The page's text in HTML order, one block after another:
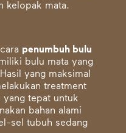
kelopak mata.
penumbuh bulu
bulu mata yang
yang maksimal
treatment
yang tepat untuk
bahan alami
sel tubuh sedang